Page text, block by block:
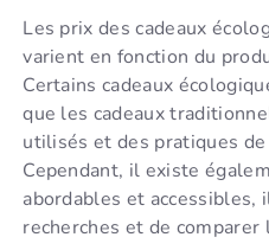
Les prix des cadeaux
varient en fonction du
Certains cadeaux
que les cadeaux
utilisés et des pratiques
Cependant, il existe
abordables et accessibles,
recherches et de